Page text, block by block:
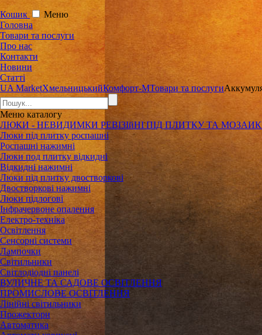
Кошик
Меню
Головна
Товари та послуги
Про нас
Контакти
Новини
Статті
UA MarketХмельницькийКомфорт-МТовари та послуги
Менюкаталогу
ЛЮКИ - НЕВИДИМКИ РЕВІЗІйНІ ПІД ПЛИТКУ ТА
Люки під плитку роспашні
Роспашні нажимні
Люки под плитку відкидні
Відкидні нажимні
Люки під плитку двостворкові
Двостворкові нажимні
Люки підлогові
Інфрачервоне опалення
Електро-техніка
Освітлення
Сенсорні системи
Лампочки
Світильники
Світлодіодні панелі
ВУЛИЧНЕ ТА САДОВЕ ОСВІТЛЕННЯ
ПРОМИСЛОВЕ ОСВІТЛЕННЯ
Лінійні світильники
Прожектори
Автоматика